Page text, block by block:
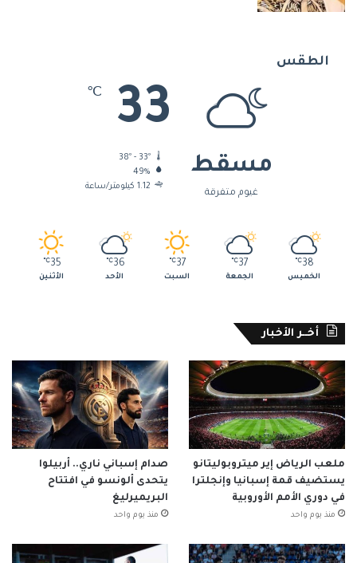
الطقس
مسقط
غيوم متفرقة
33
℃
38º - 33º
49%
1.12 كيلومتر/ساعة
38
℃
الخميس
37
℃
الجمعة
37
℃
السبت
36
℃
الأحد
35
℃
الأثنين
أخــر الأخبار
ملعب الرياض إير ميتروبوليتانو
يستضيف قمة إسبانيا وإنجلترا
في دوري الأمم الأوروبية
منذ يوم واحد
صدام إسباني ناري.. أربيلوا
يتحدى ألونسو في افتتاح
البريميرليغ
منذ يوم واحد